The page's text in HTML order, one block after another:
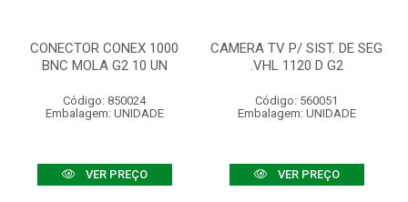
CONECTOR CONEX 1000
BNC MOLA G2 10 UN
Código: 850024
Embalagem: UNIDADE
VER PREÇO
CAMERA TV P/ SIST. DE SEG
.VHL 1120 D G2
Código: 560051
Embalagem: UNIDADE
VER PREÇO